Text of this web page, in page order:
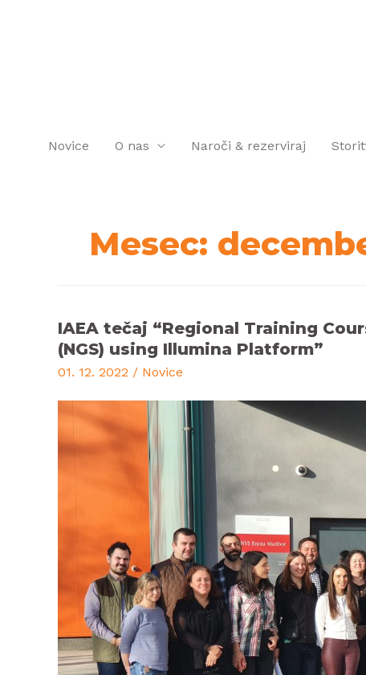
Novice O nas Naroči & rezerviraj
Mesec:
IAEA tečaj “Regional Training
(NGS) using Illumina Platform”
01. 12. 2022 / Novice